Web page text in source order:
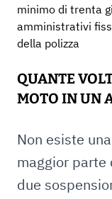
minimo di trenta
amministrativi
della polizza
QUANTE
MOTO IN UN
Non esiste
maggior parte
due